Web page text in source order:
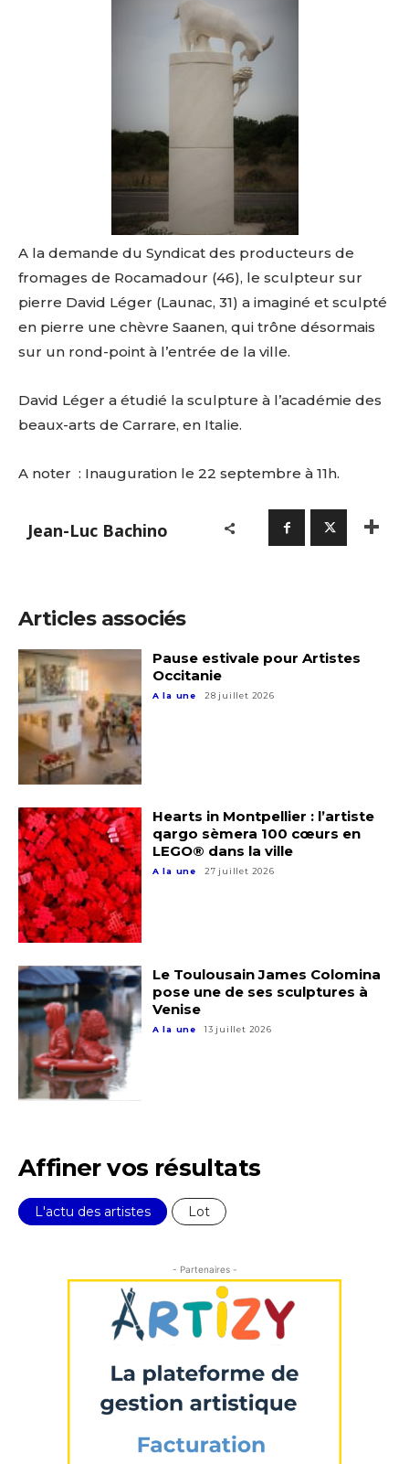
Adresse email*
A la demande du Syndicat des producteurs de
fromages de Rocamadour (46), le sculpteur sur
pierre David Léger (Launac, 31) a imaginé et sculpté
en pierre une chèvre Saanen, qui trône désormais
sur un rond-point à l’entrée de la ville.
David Léger a étudié la sculpture à l’académie des
beaux-arts de Carrare, en Italie.
A noter : Inauguration le 22 septembre à 11h.
Jean-Luc Bachino
Articles associés
Pause estivale pour Artistes
Occitanie
A la une 28 juillet 2026
Hearts in Montpellier : l’artiste
qargo sèmera 100 cœurs en
LEGO® dans la ville
A la une 27 juillet 2026
Le Toulousain James Colomina
pose une de ses sculptures à
Venise
A la une 13 juillet 2026
Affiner vos résultats
L'actu des artistes Lot
- Partenaires -